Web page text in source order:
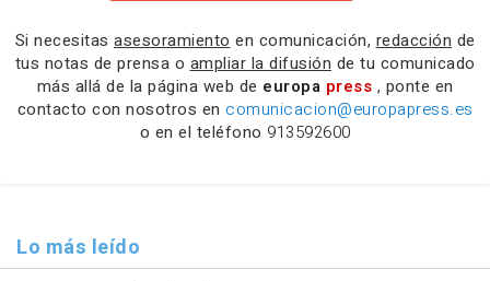
Si necesitas asesoramiento en comunicación, redacción de
tus notas de prensa o ampliar la difusión de tu comunicado
más allá de la página web de europa press , ponte en
contacto con nosotros en comunicacion@europapress.es
o en el teléfono 913592600
Lo más leído